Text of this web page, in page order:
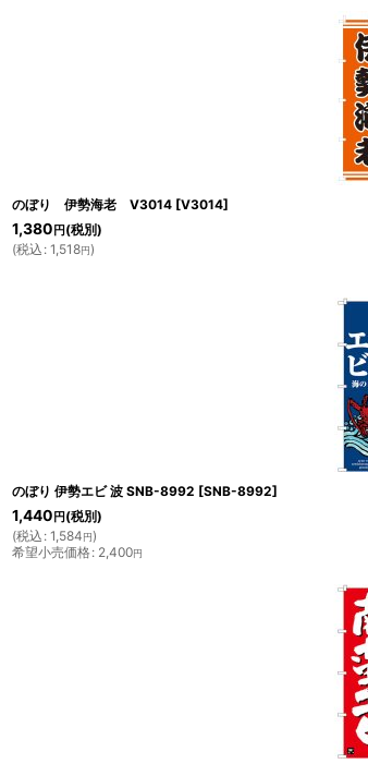
のぼり 伊勢海老 V3014 [V3014]
1,380 円 (税別)
(税込 : 1,518円)
のぼり 伊勢エビ 波 SNB-8992 [SNB-8992]
1,440 円 (税別)
(税込 : 1,584円)
希望小売価格: 2,400円